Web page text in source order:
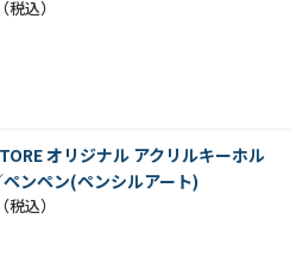
オリジナル アクリルキーホル
ンペン(ペンシルアート)